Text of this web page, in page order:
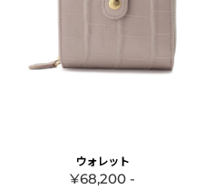
ウォレット
¥68,200 -